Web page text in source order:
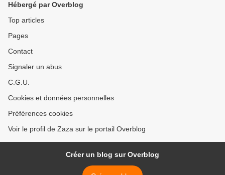
Hébergé par Overblog
Top articles
Pages
Contact
Signaler un abus
C.G.U.
Cookies et données personnelles
Préférences cookies
Voir le profil de Zaza sur le portail Overblog
Créer un blog sur Overblog